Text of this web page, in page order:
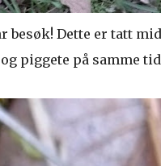
besøk! Dette er tatt
og piggete på samme